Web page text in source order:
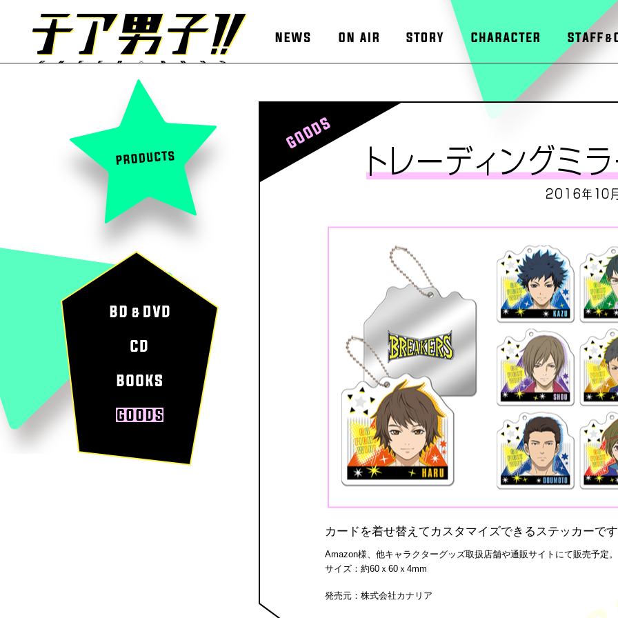
カードを着せ替えてカスタマイズできるステッカーで
Amazon様、他キャラクターグッズ取扱店舗や通販サイトにて販売予定。
サイズ：約60ｘ60ｘ4mm
発売元：株式会社カナリア